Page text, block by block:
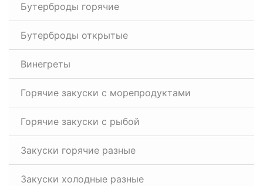
Бутерброды горячие
Бутерброды открытые
Винегреты
Горячие закуски с морепродуктами
Горячие закуски с рыбой
Закуски горячие разные
Закуски холодные разные